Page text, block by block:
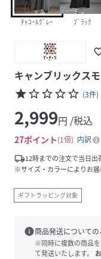
ﾁｬｺｰﾙｸﾞﾚｰ ﾌﾞﾗｯｸ
キャンブリックス
starstar_borderstar_borderstar_borderstar_border (3件)
2,999円 /税込
27ポイント 1倍
内訳
local_shipping12時までの注文で当日出
※サイズ・カラーによりお届
ギフトラッピング対象
info商品発送についての
※同時に複数の商品
て発送いたします。